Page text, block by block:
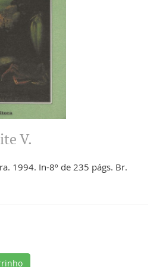
V.
1994. In-8º de 235 págs. Br.